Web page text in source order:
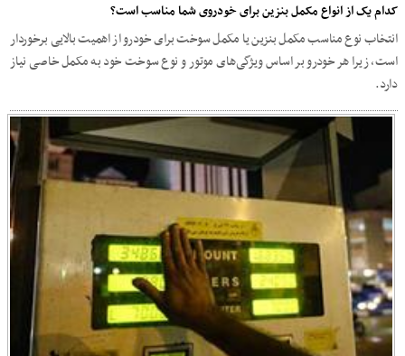
کدام یک از انواع مکمل بنزین برای خودروی شما مناسب است؟
انتخاب نوع مناسب مکمل بنزین یا مکمل سوخت برای خودرو از اهمیت بالایی برخوردار
است، زیرا هر خودرو بر اساس ویژگی‌های موتور و نوع سوخت خود به مکمل خاصی نیاز
دارد.